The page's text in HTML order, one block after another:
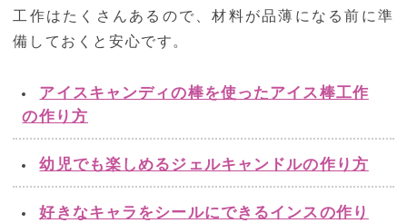
工作はたくさんあるので、材料が品薄になる前に準
備しておくと安心です。
アイスキャンディの棒を使ったアイス棒工作
の作り方
幼児でも楽しめるジェルキャンドルの作り方
好きなキャラをシールにできるインスの作り